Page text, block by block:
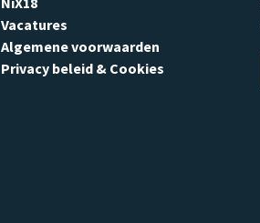
Vacatures
Algemene voorwaarden
Privacy beleid & Cookies